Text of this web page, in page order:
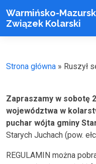
Warmińsko-
Związek Kolarski
Strona główna » Ruszył
Zapraszamy w sobotę
województwa w
puchar wójta gminy
Starych Juchach (pow.
REGULAMIN można